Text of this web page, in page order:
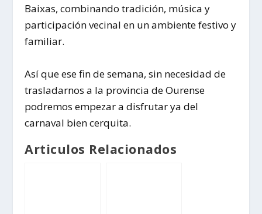
Baixas, combinando tradición, música y
participación vecinal en un ambiente festivo y
familiar.
Así que ese fin de semana, sin necesidad de
trasladarnos a la provincia de Ourense
podremos empezar a disfrutar ya del
carnaval bien cerquita.
Articulos Relacionados